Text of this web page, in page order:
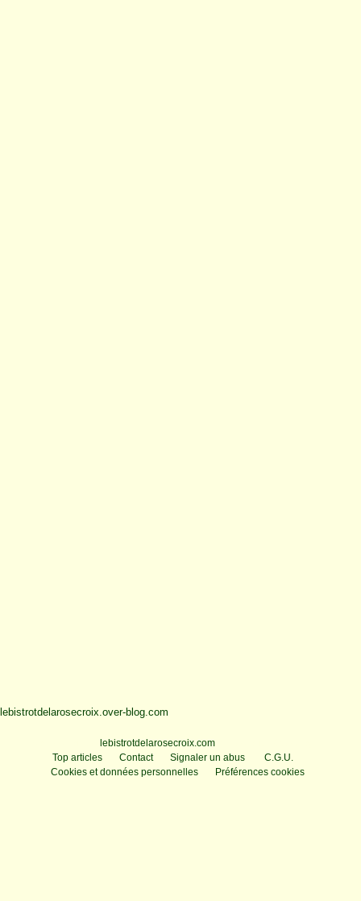
lebistrotdelarosecroix.over-blog.com
lebistrotdelarosecroix.com
Top articles
Contact Signaler un abus
C.G.U.
Cookies et données personnelles
Préférences cookies